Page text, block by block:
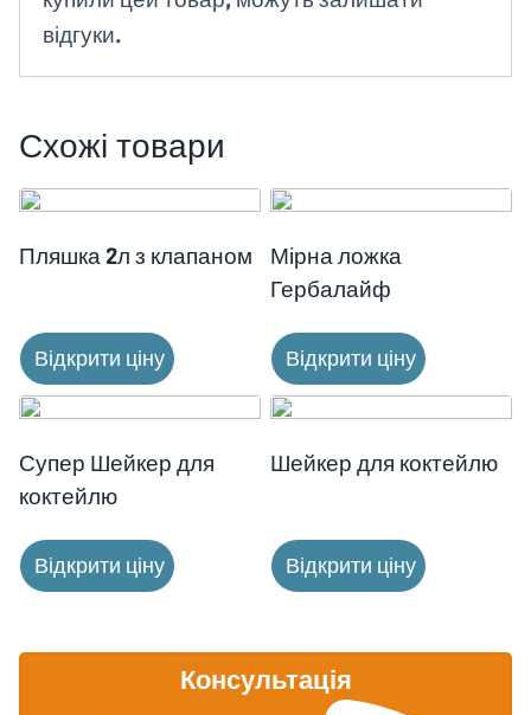
відгуки.
Схожі товари
Пляшка 2л з клапаном
Відкрити ціну
Мірна ложка
Гербалайф
Відкрити ціну
Супер Шейкер для
коктейлю
Відкрити ціну
Шейкер для коктейлю
Відкрити ціну
Консультація